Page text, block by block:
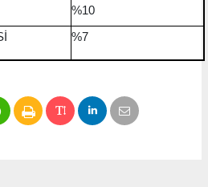
%10
%7